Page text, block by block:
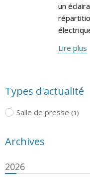
un
Lire plus
Types d'actualité
Salle de presse (1)
Archives
2026